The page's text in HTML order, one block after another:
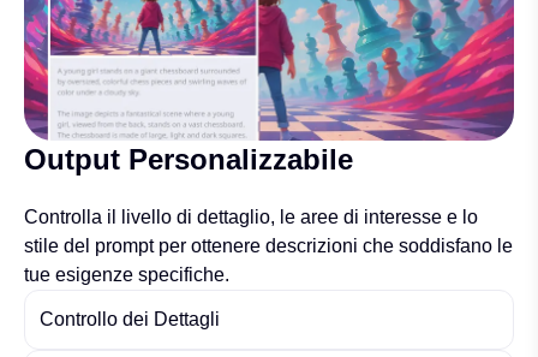
Output Personalizzabile
Controlla il livello di dettaglio, le aree di interesse e lo
stile del prompt per ottenere descrizioni che soddisfano le
tue esigenze specifiche.
Controllo dei Dettagli